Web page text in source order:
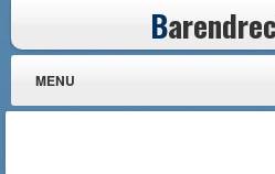
B
MENU